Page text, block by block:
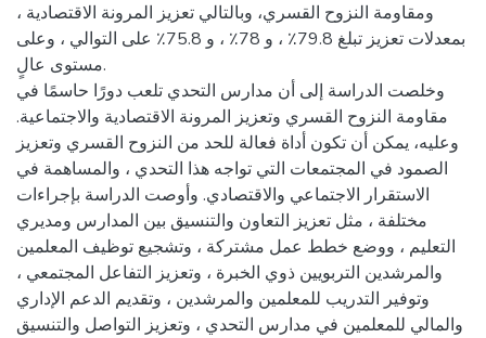
ومقاومة النزوح القسري، وبالتالي تعزيز المرونة الاقتصادية ،
بمعدلات تعزيز تبلغ 79.8٪ ، و 78٪ ، و 75.8٪ على التوالي ، وعلى
مستوى عالٍ.
وخلصت الدراسة إلى أن مدارس التحدي تلعب دورًا حاسمًا في
مقاومة النزوح القسري وتعزيز المرونة الاقتصادية والاجتماعية.
وعليه، يمكن أن تكون أداة فعالة للحد من النزوح القسري وتعزيز
الصمود في المجتمعات التي تواجه هذا التحدي ، والمساهمة في
الاستقرار الاجتماعي والاقتصادي. وأوصت الدراسة بإجراءات
مختلفة ، مثل تعزيز التعاون والتنسيق بين المدارس ومديري
التعليم ، ووضع خطط عمل مشتركة ، وتشجيع توظيف المعلمين
والمرشدين التربويين ذوي الخبرة ، وتعزيز التفاعل المجتمعي ،
وتوفير التدريب للمعلمين والمرشدين ، وتقديم الدعم الإداري
والمالي للمعلمين في مدارس التحدي ، وتعزيز التواصل والتنسيق